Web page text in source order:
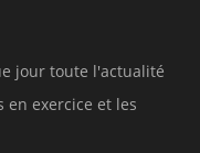
jour toute l'actualité
en exercice et les